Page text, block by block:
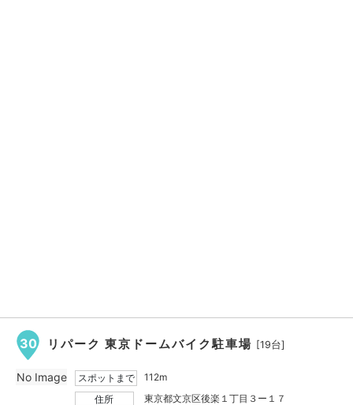
30 リパーク 東京ドームバイク駐車場 [19台]
スポットまで
112m
住所
東京都文京区後楽１丁目３ー１７
No Image